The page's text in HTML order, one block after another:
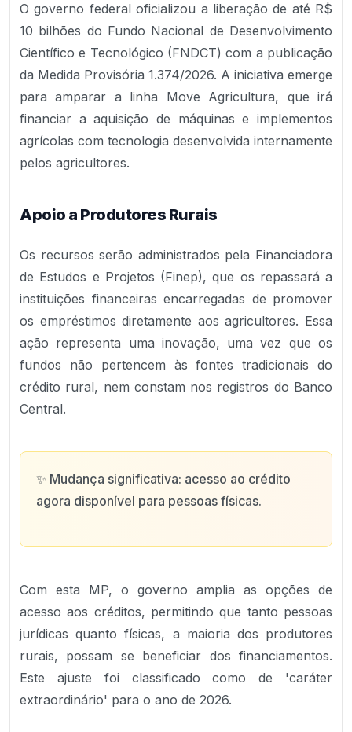
O governo federal oficializou a liberação de até R$
10 bilhões do Fundo Nacional de Desenvolvimento
Científico e Tecnológico (FNDCT) com a publicação
da Medida Provisória 1.374/2026. A iniciativa emerge
para amparar a linha Move Agricultura, que irá
financiar a aquisição de máquinas e implementos
agrícolas com tecnologia desenvolvida internamente
pelos agricultores.
Apoio a Produtores Rurais
Os recursos serão administrados pela Financiadora
de Estudos e Projetos (Finep), que os repassará a
instituições financeiras encarregadas de promover
os empréstimos diretamente aos agricultores. Essa
ação representa uma inovação, uma vez que os
fundos não pertencem às fontes tradicionais do
crédito rural, nem constam nos registros do Banco
Central.
✨ Mudança significativa: acesso ao crédito
agora disponível para pessoas físicas.
Com esta MP, o governo amplia as opções de
acesso aos créditos, permitindo que tanto pessoas
jurídicas quanto físicas, a maioria dos produtores
rurais, possam se beneficiar dos financiamentos.
Este ajuste foi classificado como de 'caráter
extraordinário' para o ano de 2026.